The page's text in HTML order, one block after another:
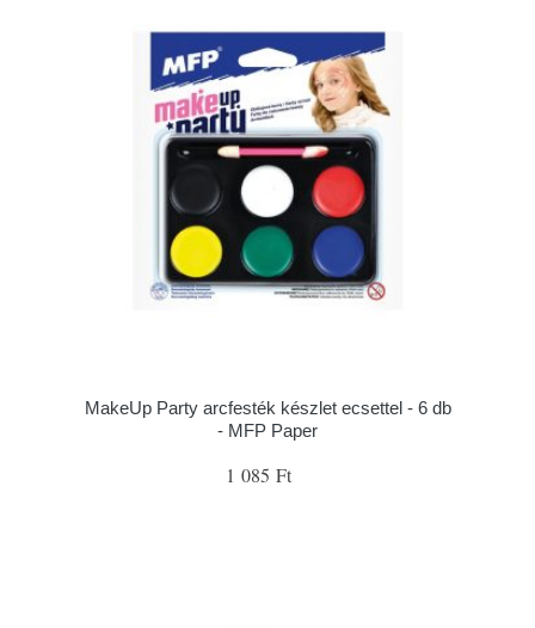
MakeUp Party arcfesték készlet ecsettel - 6 db
- MFP Paper
1 085 Ft